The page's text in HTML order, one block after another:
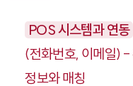
POS 시스템과 연동
(전화번호, 이메일) -
정보와 매칭